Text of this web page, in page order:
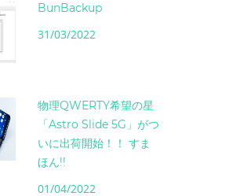
BunBackup
31/03/2022
物理QWERTY希望の星
「Astro Slide 5G」がつ
いに出荷開始！！ すま
ほん!!
01/04/2022